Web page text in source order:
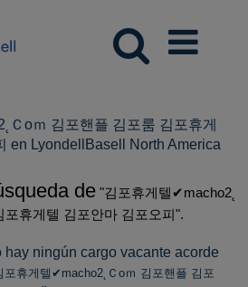
Ｃoｍ 김포핸플 김포룸 김포휴게
en LyondellBasell North America
de "김포휴게텔✔macho2˛
포휴게텔 김포안마 김포오피".
hay ningún cargo vacante acorde
포휴게텔✔macho2˛Ｃoｍ 김포핸플 김포